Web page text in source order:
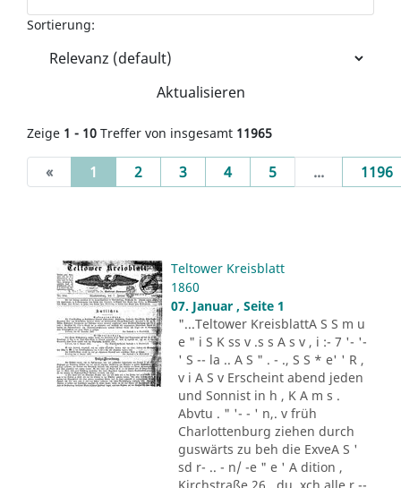
Sortierung:
Aktualisieren
Zeige 1 - 10 Treffer von insgesamt 11965
« 1 (current)
2 3 4 5 ... 1196
Teltower Kreisblatt
1860
07. Januar , Seite 1
"...Teltower KreisblattA S S m u
e " i S K ss v .s s A s v , i :- 7 '- '-
' S -- la .. A S " . - ., S S * e' ' R ,
v i A S v Erscheint abend jeden
und Sonnist in h , K A m s .
Abvtu . " '- - ' n,. v früh
Charlottenburg ziehen durch
guswärts zu beh die ExveA S '
sd r- .. - n/ -e " e ' A dition ,